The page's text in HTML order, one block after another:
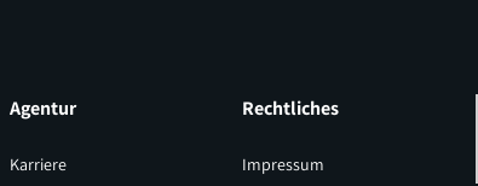
Agentur
Karriere
Rechtliches
Impressum